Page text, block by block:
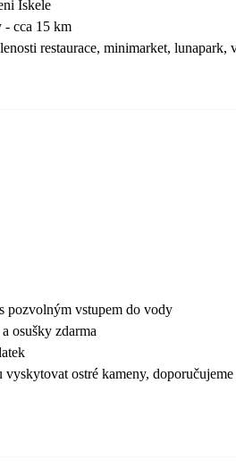
İskele
- cca 15 km
restaurace, minimarket, lunapark,
pozvolným vstupem do vody
osušky zdarma
vyskytovat ostré kameny,